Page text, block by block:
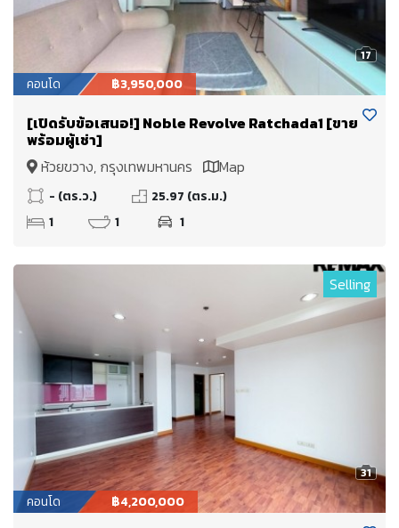
17
คอนโด ฿3,950,000
[เปิดรับข้อเสนอ!] Noble Revolve Ratchada1 [ขาย
พร้อมผู้เช่า]
ห้วยขวาง, กรุงเทพมหานคร
Map
- (ตร.ว.)
25.97 (ตร.ม.)
1
1 1
31
Selling
คอนโด ฿4,200,000